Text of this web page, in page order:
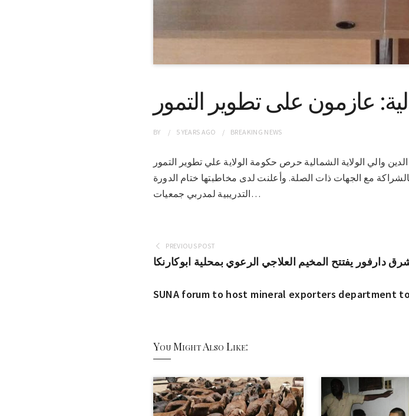
عازمون على تطوير التمور
BY 5 YEARS AGO BREAKING NEWS
عز الدين والي الولاية الشمالية حرص حكومة الولاية علي تطوير التمور
مع الجهات ذات الصلة. وأعلنت لدى مخاطبتها ختام الدورة
التدريبية لمدربي جمعيات…
PREVIOUS POST
دارفور يفتتح المخيم العلاجي الرعوي بمحلية ابوكارنكا
SUNA forum to host mineral exporters department
You Might Also Like: